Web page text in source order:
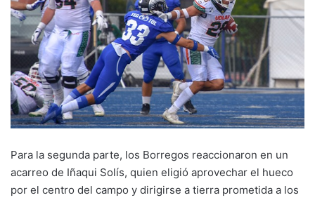
Para la segunda parte, los Borregos reaccionaron en un
acarreo de Iñaqui Solís, quien eligió aprovechar el hueco
por el centro del campo y dirigirse a tierra prometida a los